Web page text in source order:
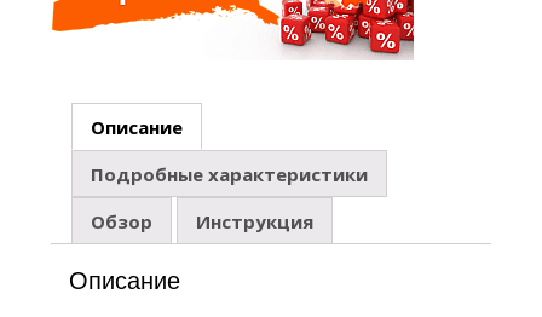
Описание
Подробные характеристики
Обзор
Инструкция
Описание